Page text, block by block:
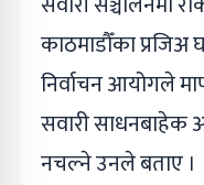
काठमाडौँका प्रजिअ
निर्वाचन आयोगले
सवारी साधनबाहेक
नचल्ने उनले बताए ।